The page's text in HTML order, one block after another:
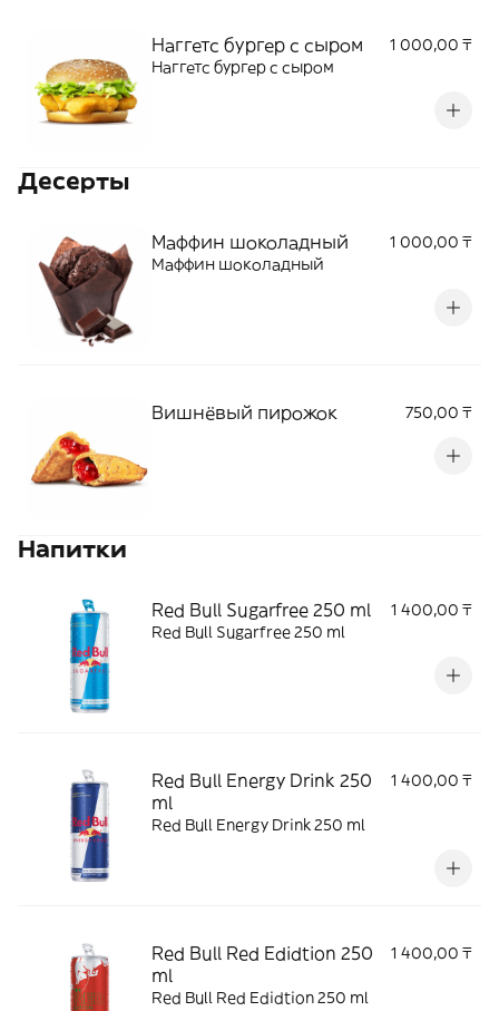
Наггетс бургер с сыром
1 000,00 ₸
Наггетс бургер с сыром
Десерты
Маффин шоколадный
1 000,00 ₸
Маффин шоколадный
Вишнёвый пирожок 750,00 ₸
Напитки
Red Bull Sugarfree 250 ml
1 400,00 ₸
Red Bull Sugarfree 250 ml
Red Bull Energy Drink 250
ml
1 400,00 ₸
Red Bull Energy Drink 250 ml
Red Bull Red Edidtion 250
ml
1 400,00 ₸
Red Bull Red Edidtion 250 ml